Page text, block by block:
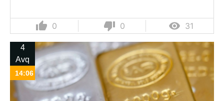
thumb_up 0 thumb_down 0  31
4
Avq
14:06